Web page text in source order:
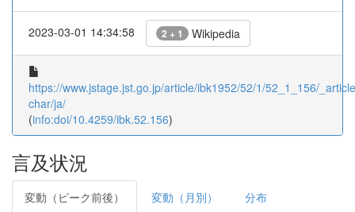
2023-03-01 14:34:58 2 + 1 Wikipedia
https://www.jstage.jst.go.jp/article/ibk1952/52/1/52_1_156/
char/ja/
(info:doi/10.4259/ibk.52.156)
言及状況
変動（ピーク前後） 変動（月別） 分布